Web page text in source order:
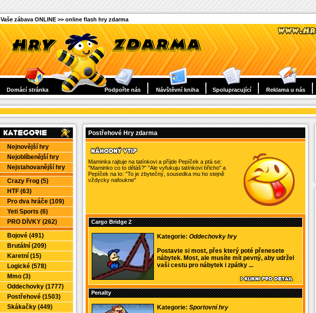
Vaše zábava ONLINE >> online flash hry zdarma
Domácí stránka Podpořte nás Návštěvní kniha Spolupracující Reklama u nás
Nejnovější hry
Nejoblíbenější hry
Nejstahovanější hry
Crazy Frog (5)
HTF (63)
Pro dva hráče (109)
Yeti Sports (6)
PRO DÍVKY (262)
Bojové (491)
Brutální (209)
Karetní (15)
Logické (578)
Mmo (3)
Oddechovky (1777)
Postřehové (1503)
Skákačky (449)
Postřehové Hry zdarma
Maminka rajtuje na tatínkovi a příjde Pepíček a ptá se:
"Maminko co to děláš?" "Ale vyfukuju tatínkovi břicho" a
Pepíček na to: "To je zbytečný, sousedka mu ho stejně
vždycky nafoukne"
Cargo Bridge 2
Kategorie:Oddechovky hry
Postavte si most, přes který poté přenesete
nábytek. Most, ale musíte mít pevný, aby udržel
vaši cestu pro nábytek i zpátky ...
Penalty
Kategorie:Sportovní hry